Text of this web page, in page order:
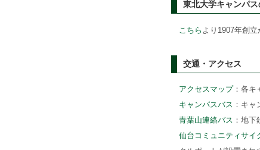
東北大学キャンパ
こちら より1907年創
交通・アクセス
アクセスマップ：各キ
キャンパスバス ：キ
青葉山連絡バス ：地
仙台コミュニティサイ